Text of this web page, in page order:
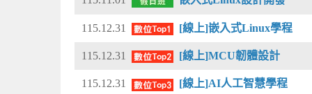
115.12.31 [線上]嵌入式Linux學程
115.12.31 [線上]MCU韌體設計
115.12.31 [線上]AI人工智慧學程